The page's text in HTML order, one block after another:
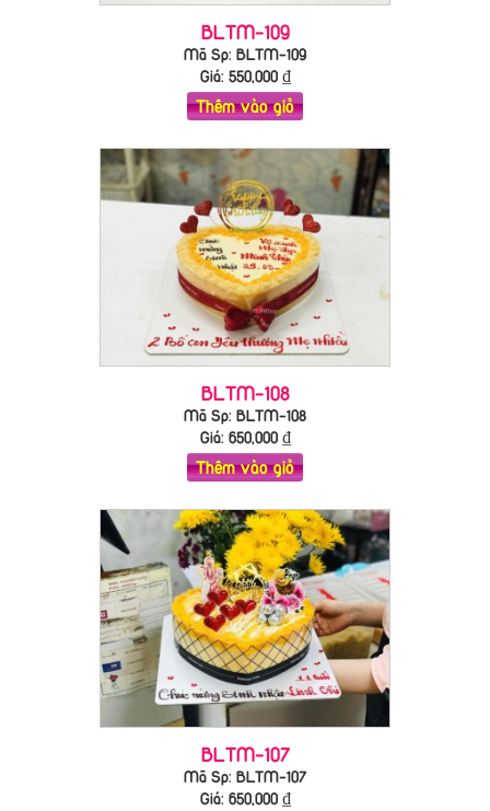
BLTM-109
Mã Sp: BLTM-109
Giá: 550,000₫
Thêm vào giỏ
BLTM-108
Mã Sp: BLTM-108
Giá: 650,000₫
Thêm vào giỏ
BLTM-107
Mã Sp: BLTM-107
Giá: 650,000₫